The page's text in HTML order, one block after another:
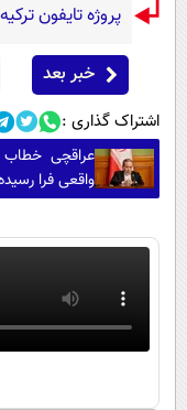
پروژه تایفون
خبر بعد
اشتراک گذاری :
عراقچی خطاب
واقعی فرا